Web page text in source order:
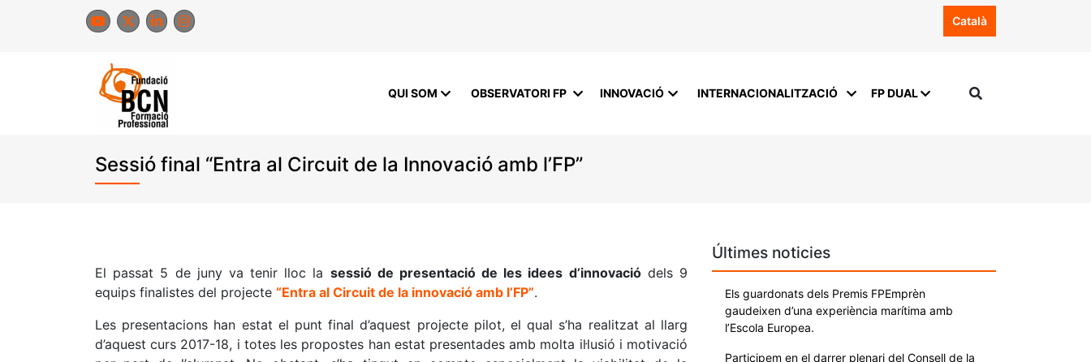
Català
Sessió final “Entra al Circuit de la Innovació amb l’FP”
QUI SOM OBSERVATORI FP INNOVACIÓ INTERNACIONALITZACIÓ FP DUAL
El passat 5 de juny va tenir lloc la sessió de presentació de les idees d’innovaciódels 9
equips finalistes del projecte “Entra al Circuit de la innovació amb l’FP”.
Les presentacions han estat el punt final d’aquest projecte pilot, el qual s’ha realitzat al llarg
d’aquest curs 2017-18, i totes les propostes han estat presentades amb molta il·lusió i motivació
Últimes noticies
Els guardonats dels Premis FPEmprèn
gaudeixen d’una experiència marítima amb
l’Escola Europea.
Participem en el darrer plenari del Consell de la